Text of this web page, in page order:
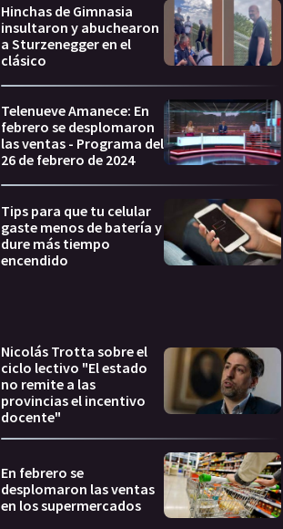
Hinchas de Gimnasia
insultaron y abuchearon
a Sturzenegger en el
clásico
Telenueve Amanece: En
febrero se desplomaron
las ventas - Programa del
26 de febrero de 2024
Tips para que tu celular
gaste menos de batería y
dure más tiempo
encendido
Nicolás Trotta sobre el
ciclo lectivo "El estado
no remite a las
provincias el incentivo
docente"
En febrero se
desplomaron las ventas
en los supermercados